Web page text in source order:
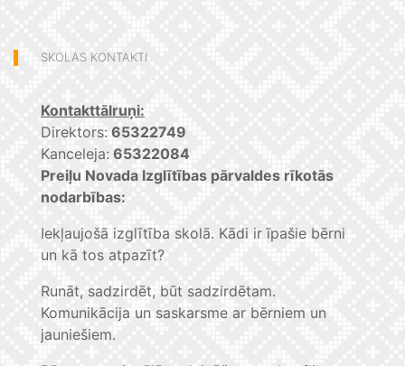
SKOLAS KONTAKTI
Kontakttālruņi:
Direktors: 65322749
Kanceleja: 65322084
Preiļu Novada Izglītības pārvaldes rīkotās
nodarbības:
Iekļaujošā izglītība skolā. Kādi ir īpašie bērni
un kā tos atpazīt?
Runāt, sadzirdēt, būt sadzirdētam.
Komunikācija un saskarsme ar bērniem un
jauniešiem.